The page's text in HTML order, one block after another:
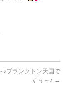
♪プランクトン天国で
すぅ～♪ →